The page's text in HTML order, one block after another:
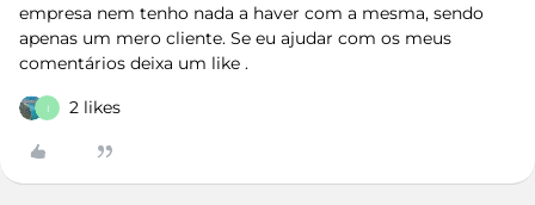
empresa nem tenho nada a haver com a mesma, sendo
apenas um mero cliente. Se eu ajudar com os meus
comentários deixa um like .
I 2 likes